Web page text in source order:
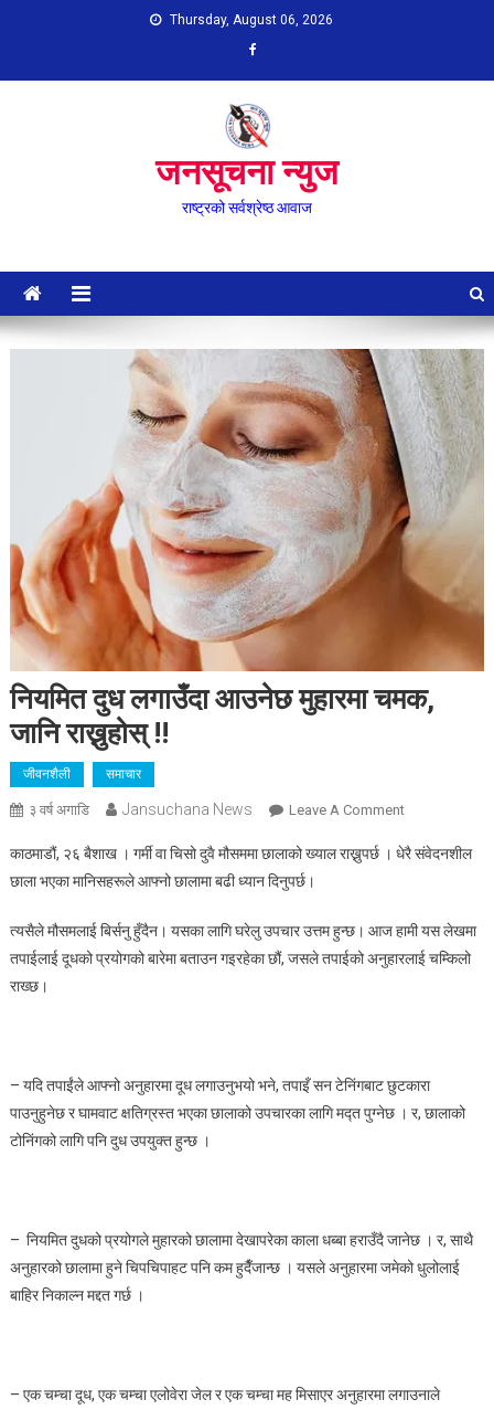
Thursday, August 06, 2026
जनसूचना न्युज
राष्ट्रको सर्वश्रेष्ठ आवाज
नियमित दुध लगाउँदा आउनेछ मुहारमा चमक,
जानि राख्नुहोस् !!
जीवनशैली समाचार
३ वर्ष अगाडि Jansuchana News Leave A CommentOn
दुध
मुहारमा
चमक,
काठमाडौं, २६ बैशाख । गर्मी वा चिसो दुवै मौसममा छालाको ख्याल राख्नुपर्छ । धेरै संवेदनशील
छाला भएका मानिसहरूले आफ्नो छालामा बढी ध्यान दिनुपर्छ।
त्यसैले मौसमलाई बिर्सनु हुँदैन। यसका लागि घरेलु उपचार उत्तम हुन्छ। आज हामी यस लेखमा
तपाईलाई दूधको प्रयोगको बारेमा बताउन गइरहेका छौं, जसले तपाईको अनुहारलाई चम्किलो
राख्छ।
– यदि तपाईंले आफ्नो अनुहारमा दूध लगाउनुभयो भने, तपाइँ सन टेनिंगबाट छुटकारा
पाउनुहुनेछ र घामवाट क्षतिग्रस्त भएका छालाको उपचारका लागि मद्त पुग्नेछ । र, छालाको
टोनिंगको लागि पनि दुध उपयुक्त हुन्छ ।
– नियमित दुधको प्रयोगले मुहारको छालामा देखापरेका काला धब्बा हराउँदै जानेछ । र, साथै
अनुहारको छालामा हुने चिपचिपाहट पनि कम हुदैँजान्छ । यसले अनुहारमा जमेको धुलोलाई
बाहिर निकाल्न मद्दत गर्छ ।
– एक चम्चा दूध, एक चम्चा एलोवेरा जेल र एक चम्चा मह मिसाएर अनुहारमा लगाउनाले